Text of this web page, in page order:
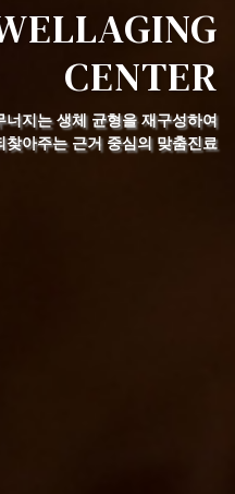
CENTER
너지는 생체 균형을 재구성하여
찾아주는 근거 중심의 맞춤진료